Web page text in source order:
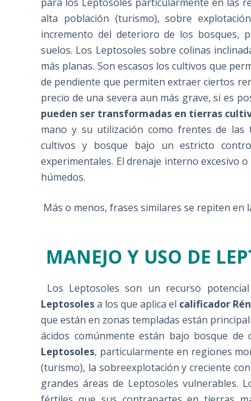
para los Leptosoles particularmente en las
alta población (turismo), sobre
incremento del deterioro de los bosques,
suelos. Los Leptosoles sobre colinas
más planas. Son escasos los cultivos que
de pendiente que permiten extraer ciertos
precio de una severa aun más grave, si es
pueden ser transformadas en tierras
mano y su utilización como frentes de las
cultivos y bosque bajo un estricto
experimentales. El drenaje interno excesivo
húmedos.
Más o menos, frases similares se repiten en
MANEJO Y USO DE
Los Leptosoles son un recurso
Leptosolesa los que aplica el calificador
que están en zonas templadas están
ácidos comúnmente están bajo bosque de
Leptosoles, particularmente en regiones
(turismo), la sobreexplotación y creciente
grandes áreas de Leptosoles vulnerables.